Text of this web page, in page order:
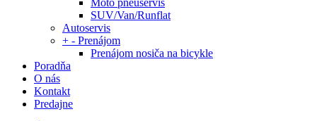
Moto pneuservis
SUV/Van/Runflat
Autoservis
+ - Prenájom
Prenájom nosiča na bicykle
Poradňa
O nás
Kontakt
Predajne